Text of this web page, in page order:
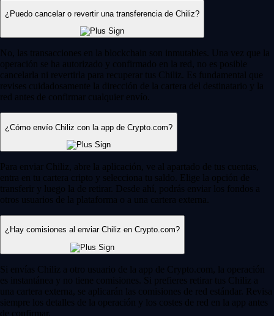
¿Puedo cancelar o revertir una transferencia de Chiliz?
No, las transacciones en la blockchain son inmutables. Una vez que la
operación se ha autorizado y confirmado en la red, no es posible
cancelarla ni revertirla para recuperar tus Chiliz. Es fundamental que
revises cuidadosamente la dirección de la cartera del destinatario y la
red antes de confirmar cualquier envío.
¿Cómo envío Chiliz con la app de Crypto.com?
Para enviar Chiliz, abre la aplicación, ve al apartado de tus cuentas,
entra en tu cartera cripto y selecciona tu saldo. Elige la opción de
transferir y luego la de retirar. Desde ahí, podrás enviar los fondos a
otros usuarios de la plataforma o a una cartera externa.
¿Hay comisiones al enviar Chiliz en Crypto.com?
Si envías Chiliz a otro usuario de la app de Crypto.com, la operación
es instantánea y no tiene comisiones. Si prefieres retirar tus Chiliz a
una cartera externa, se aplicarán las comisiones de red estándar. Revisa
siempre los detalles de la operación y los costes de red en la app antes
de confirmar.